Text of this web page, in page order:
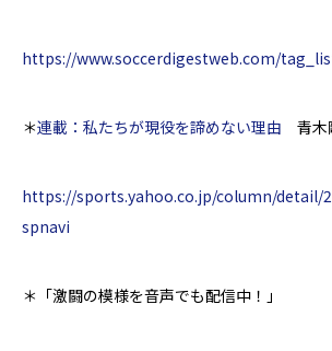
https://www.soccerdigestweb.com/
＊連載：私たちが現役を諦めない理由 青木
https://sports.yahoo.co.jp/column/detail/
spnavi
＊「激闘の模様を音声でも配信中！」